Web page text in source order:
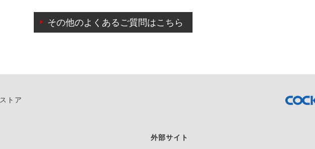
によりご予約のキャンセルをご希望の際は、直接ご予約いただいた店舗へご連絡くださ
その他のよくあるご質問はこちら
トア
外部サイト